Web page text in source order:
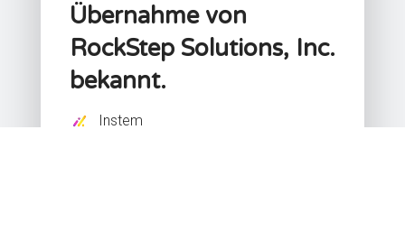
Übernahme von
RockStep Solutions, Inc.
bekannt.
Instem